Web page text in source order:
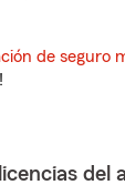
de seguro
del